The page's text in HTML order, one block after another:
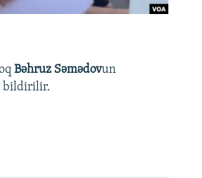
Bəhruz Səmədovun
bildirilir.